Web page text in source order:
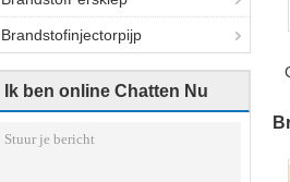
Brandstofinjectorpijp
Ik ben online Chatten Nu